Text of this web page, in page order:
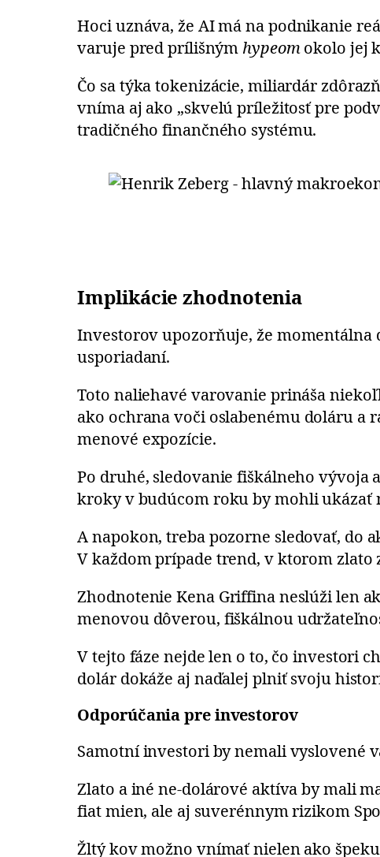
Hoci uznáva, že AI má na podnikanie
varuje pred prílišným hypeomokolo jej
Čo sa týka tokenizácie, miliardár
vníma aj ako „skvelú príležitosť pre
tradičného finančného systému.
Implikácie zhodnotenia
Investorov upozorňuje, že
usporiadaní.
Toto naliehavé varovanie prináša
ako ochrana voči oslabenému doláru a
menové expozície.
Po druhé, sledovanie fiškálneho vývoja
kroky v budúcom roku by mohli ukázať
A napokon, treba pozorne sledovať, do
V každom prípade trend, v ktorom
Zhodnotenie Kena Griffina neslúži len
menovou dôverou, fiškálnou
V tejto fáze nejde len o to, čo investori
dolár dokáže aj naďalej plniť svoju
Odporúčania pre investorov
Samotní investori by nemali vyslovené
Zlato a iné ne-dolárové aktíva by mali
fiat mien, ale aj suverénnym rizikom
Žltý kov možno vnímať nielen ako